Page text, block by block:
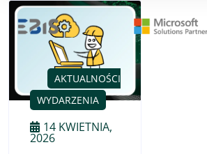
AKTUALNOŚCI
FABRIC
WYDARZENIA
14 KWIETNIA,
2026